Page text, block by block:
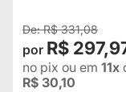
R$ 331,08
R$
no pix ou em 11x
R$ 30,10